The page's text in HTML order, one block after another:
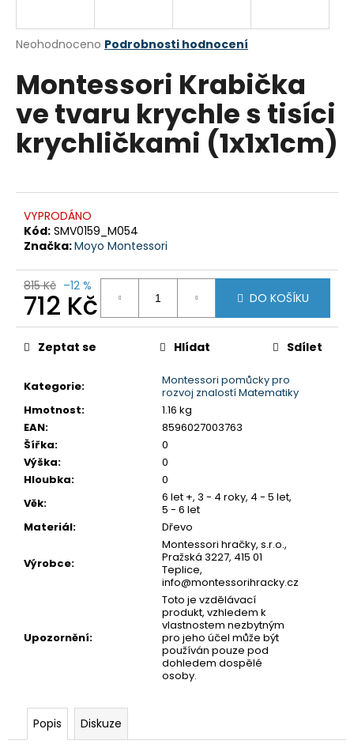
Průměrné
produktu
je
z
5
hvězdiček.
Neohodnoceno Podrobnosti hodnocení
Montessori Krabička
ve tvaru krychle s tisíci
krychličkami (1x1x1cm)
VYPRODÁNO
Kód: SMV0159_M054
Značka:Moyo Montessori
815 Kč –12 %
712 Kč
Měrná
cena:
DO KOŠÍKU
Kategorie:
Montessori pomůcky pro
rozvoj znalostí Matematiky
Hmotnost:
1.16 kg
EAN:
8596027003763
Šířka:
0
Výška:
0
Hloubka:
0
Věk:
6 let +, 3 - 4 roky, 4 - 5 let,
5 - 6 let
Materiál: Dřevo
Výrobce:
Montessori hračky, s.r.o.,
Pražská 3227, 415 01
Teplice,
info@montessorihracky.cz
Upozornění:
Toto je vzdělávací
produkt, vzhledem k
vlastnostem nezbytným
pro jeho účel může být
používán pouze pod
dohledem dospělé
osoby.
Zeptat se Hlídat Sdílet
Popis Diskuze
j
t
?
D
o
p
o
r
u
č
e
m
e
VYROB
SÁM
KOUPELOVÉ
BOMBY